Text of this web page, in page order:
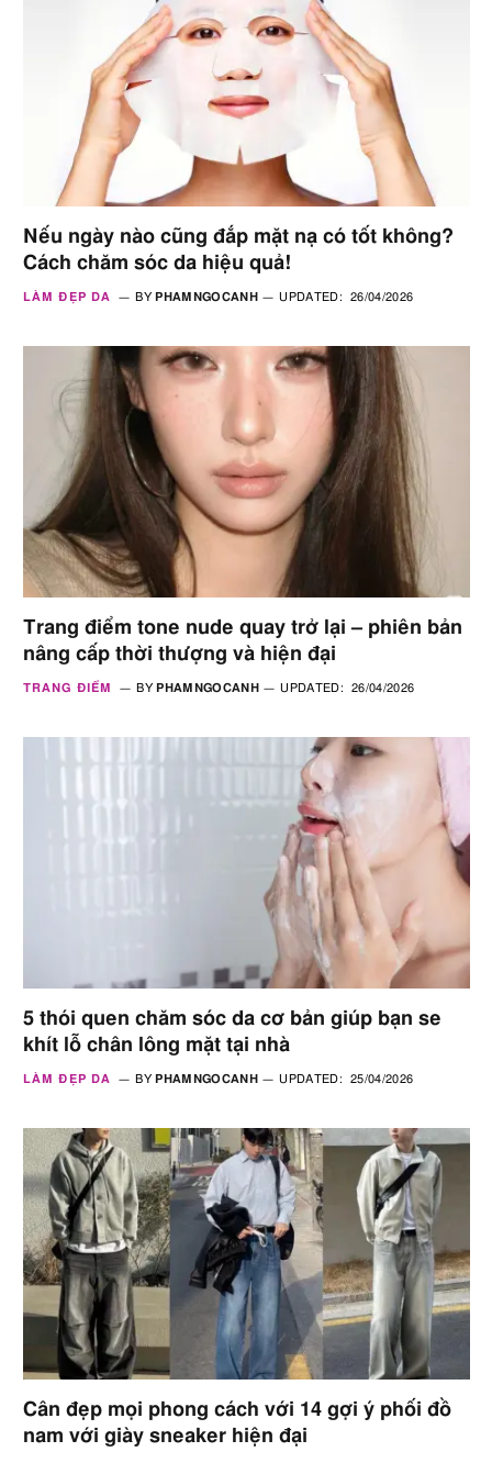
Nếu ngày nào cũng đắp mặt nạ có tốt không?
Cách chăm sóc da hiệu quả!
LÀM ĐẸP DA BY PHAMNGOCANH UPDATED: 26/04/2026
Trang điểm tone nude quay trở lại – phiên bản
nâng cấp thời thượng và hiện đại
TRANG ĐIỂM BY PHAMNGOCANH UPDATED: 26/04/2026
5 thói quen chăm sóc da cơ bản giúp bạn se
khít lỗ chân lông mặt tại nhà
LÀM ĐẸP DA BY PHAMNGOCANH UPDATED: 25/04/2026
Cân đẹp mọi phong cách với 14 gợi ý phối đồ
nam với giày sneaker hiện đại